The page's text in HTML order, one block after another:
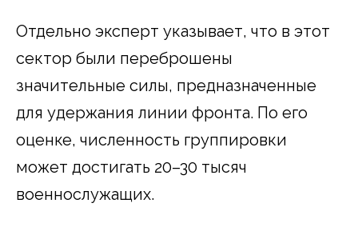
Отдельно эксперт указывает, что в этот
сектор были переброшены
значительные силы, предназначенные
для удержания линии фронта. По его
оценке, численность группировки
может достигать 20–30 тысяч
военнослужащих.